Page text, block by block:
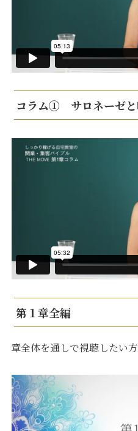
コラム① サロネーゼと
第１章全編
章全体を通しで視聴したい方